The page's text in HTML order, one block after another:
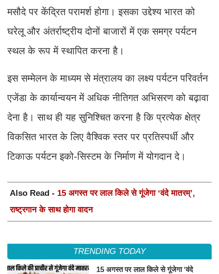
मसौदे पर केंद्रित परामर्श होगा। इसका उद्देश्य भारत को
घरेलू और अंतर्राष्ट्रीय दोनों बाजारों में एक समग्र पर्यटन
स्थल के रूप में स्थापित करना है।
इस सम्मेलन के माध्यम से मंत्रालय का लक्ष्य पर्यटन परिवर्तन
एजेंडा के कार्यान्वयन में अधिक नीतिगत अभिसरण को बढ़ावा
देना है। साथ ही यह सुनिश्चित करना है कि प्रत्येक क्षेत्र
विकसित भारत के लिए वैश्विक स्तर पर प्रतिस्पर्धी और
टिकाऊ पर्यटन इको-सिस्टम के निर्माण में योगदान दे।
Also Read - 15 अगस्त पर लाल किले से गूंजेगा ‘वंदे मातरम्’,
राष्ट्रगान के साथ होगा वादन
TRENDING TODAY
15 अगस्त पर लाल किले से गूंजेगा ‘वंदे